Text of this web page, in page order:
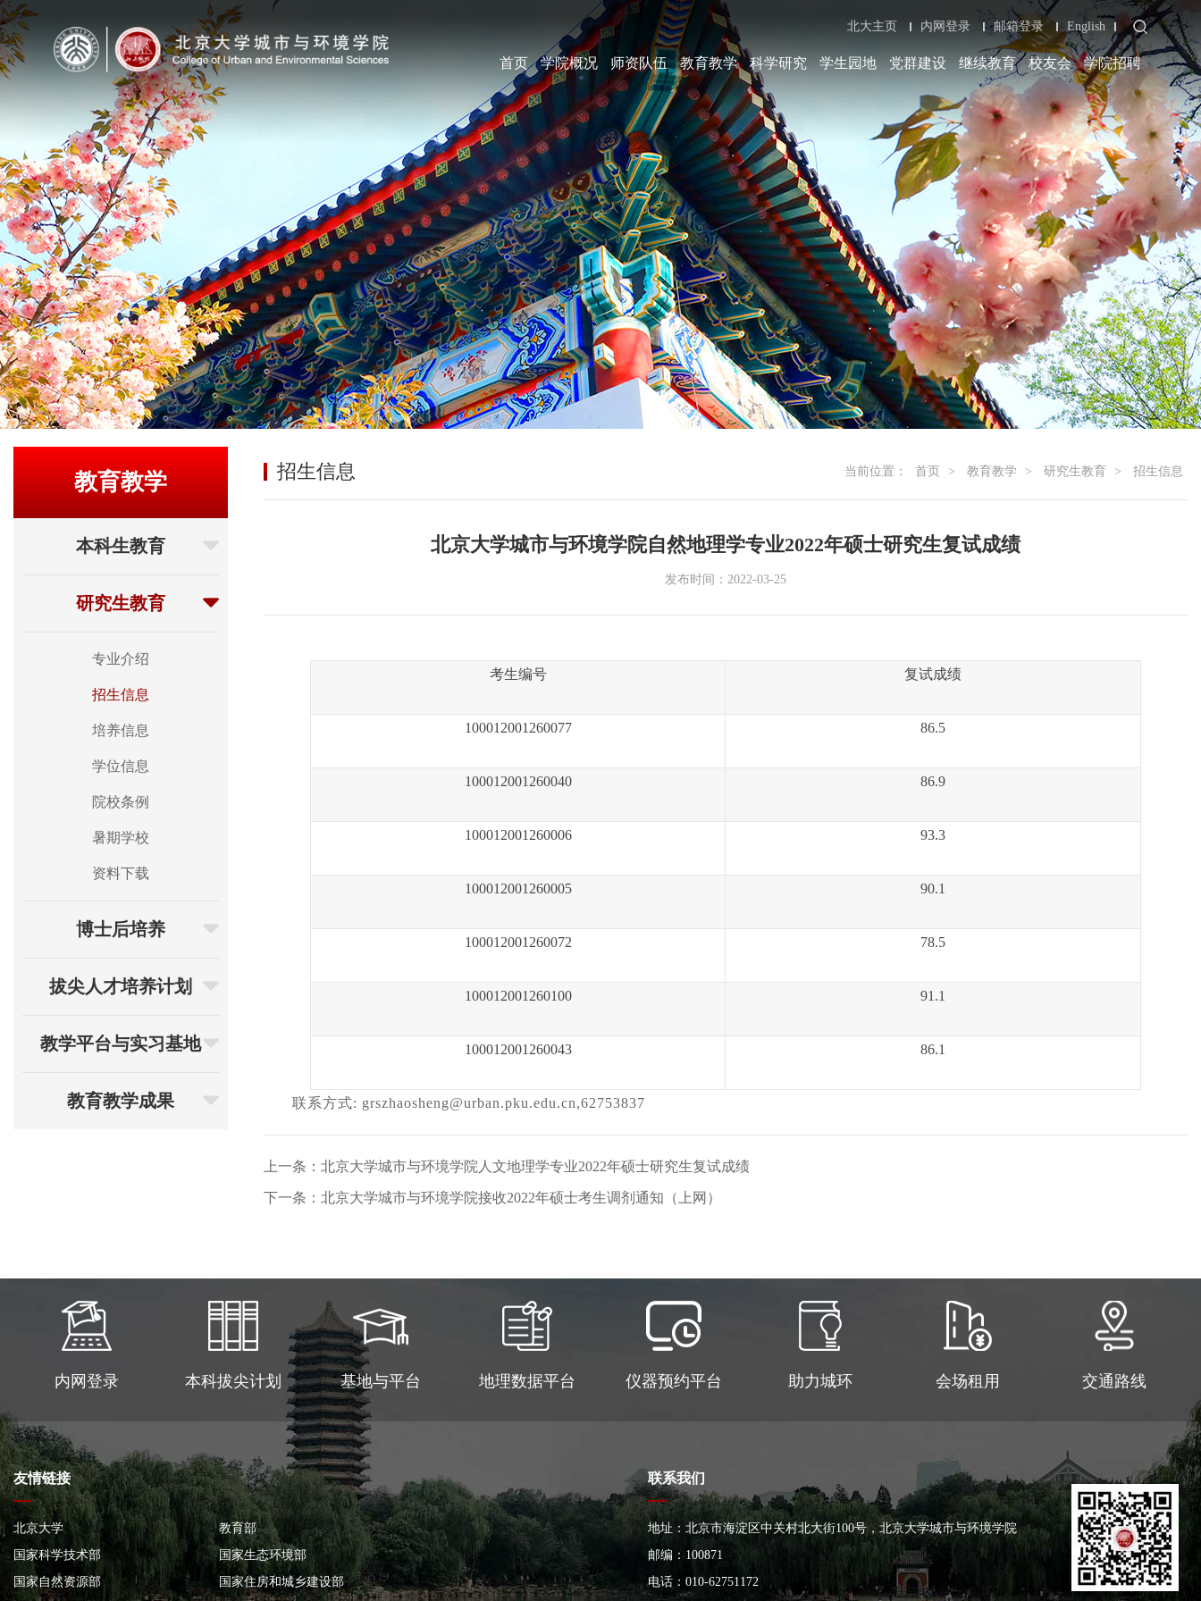
北大主页 内网登录 邮箱登录 English
首页 学院概况 师资队伍 教育教学 科学研究 学生园地 党群建设 继续教育 校友会 学院招聘
教育教学
本科生教育
研究生教育
专业介绍
招生信息
培养信息
学位信息
院校条例
暑期学校
资料下载
博士后培养
拔尖人才培养计划
教学平台与实习基地
教育教学成果
招生信息 当前位置： 首页 > 教育教学 > 研究生教育 > 招生信息
北京大学城市与环境学院自然地理学专业2022年硕士研究生复试成绩
发布时间：2022-03-25
考生编号 复试成绩
100012001260077 86.5
100012001260040 86.9
100012001260006 93.3
100012001260005 90.1
100012001260072 78.5
100012001260100 91.1
100012001260043 86.1
联系方式: grszhaosheng@urban.pku.edu.cn,62753837
上一条：北京大学城市与环境学院人文地理学专业2022年硕士研究生复试成绩
下一条：北京大学城市与环境学院接收2022年硕士考生调剂通知（上网）
内网登录 本科拔尖计划 基地与平台 地理数据平台 仪器预约平台 助力城环 会场租用 交通路线
友情链接
北京大学
教育部
国家科学技术部
国家生态环境部
国家自然资源部
国家住房和城乡建设部
联系我们
地址：北京市海淀区中关村北大街100号，北京大学城市与环境学院
大楼
邮编：100871
电话：010-62751172